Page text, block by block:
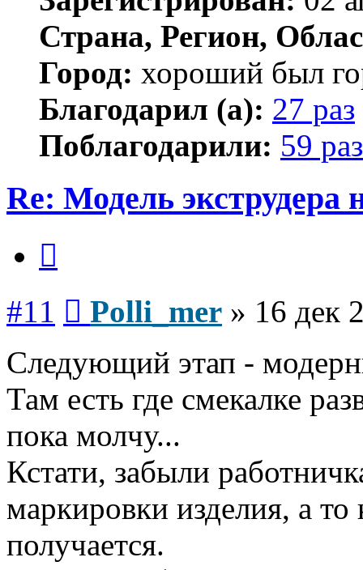
Страна, Регион,
Город: хороший был
Благодарил (а): 27 раз
Поблагодарили: 59 раз
Re: Модель экструдера
#11 Polli_mer » 16 дек
Следующий этап -
Там есть где смекалке
пока молчу...
Кстати, забыли
маркировки изделия, а
получается.